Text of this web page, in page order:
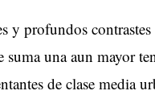
y profundos contrastes
suma una aun mayor
de clase media